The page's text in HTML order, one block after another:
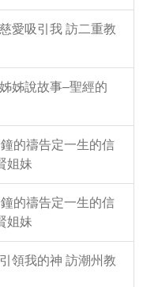
愛吸引我 訪二重教
姊說故事–聖經的
的禱告定一生的信
姐妹
的禱告定一生的信
姐妹
領我的神 訪潮州教